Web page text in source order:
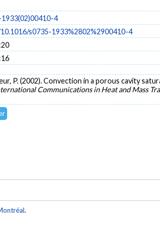
4
s0735-1933%2802%2900410-4
P. (2002). Convection in a porous cavity
Communications in Heat and Mass
.